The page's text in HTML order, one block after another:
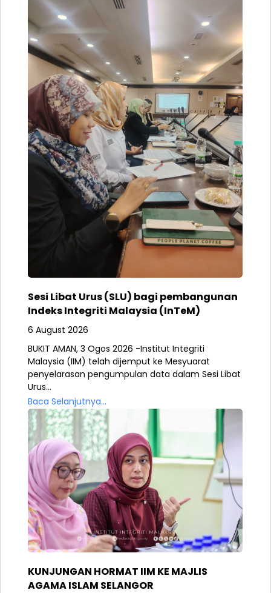
Sesi Libat Urus (SLU) bagi pembangunan
Indeks Integriti Malaysia (InTeM)
6 August 2026
BUKIT AMAN, 3 Ogos 2026 -Institut Integriti
Malaysia (IIM) telah dijemput ke Mesyuarat
penyelarasan pengumpulan data dalam Sesi Libat
Urus...
Baca Selanjutnya...
KUNJUNGAN HORMAT IIM KE MAJLIS
AGAMA ISLAM SELANGOR